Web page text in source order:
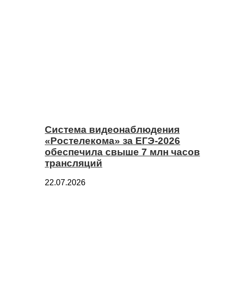
Система видеонаблюдения
«Ростелекома» за ЕГЭ-2026
обеспечила свыше 7 млн часов
трансляций
22.07.2026